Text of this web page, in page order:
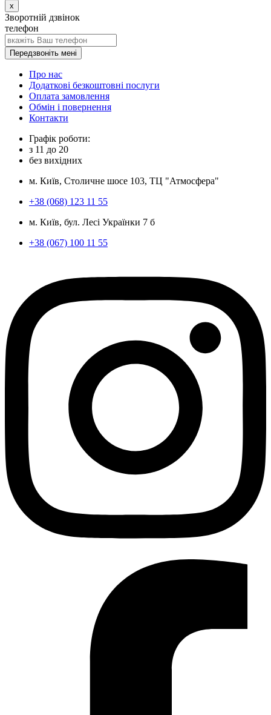
x
Зворотній дзвінок
телефон
Передзвоніть мені
Про нас
Додаткові безкоштовні послуги
Оплата замовлення
Обмін і повернення
Контакти
Графік роботи:
з 11 до 20
без вихідних
м. Київ, Столичне шосе 103, ТЦ "Атмосфера"
+38 (068) 123 11 55
м. Київ, бул. Лесі Українки 7 б
+38 (067) 100 11 55